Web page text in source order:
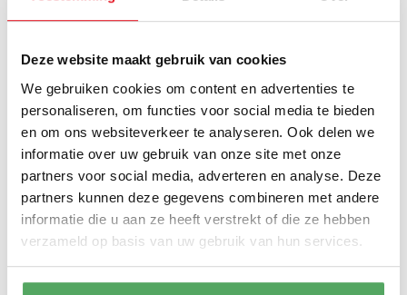
Deze website maakt gebruik van cookies
We gebruiken cookies om content en advertenties te
personaliseren, om functies voor social media te bieden
en om ons websiteverkeer te analyseren. Ook delen we
informatie over uw gebruik van onze site met onze
partners voor social media, adverteren en analyse. Deze
partners kunnen deze gegevens combineren met andere
informatie die u aan ze heeft verstrekt of die ze hebben
verzameld op basis van uw gebruik van hun services.
Uitgestelde starttijd tot 24 uur
aan het einde van een programma voor natuurlijke droging
Overige kenmerken
Bovenkorf: met 2 opvouwbare rekken
Onderkorf: met 4 opvouwbare rekken
Geluidsniveau: 44 dB
Total AcquaStop: de meest betrouwbare waterbeveiliging
Inbouw diepte 575 mm
PRODUCTSPECIFICATIES
Meer
informatie
Artikelnummer STFABCR3
Categorie Vaatwassers
Sub-categories Onderbouw vaatwasser